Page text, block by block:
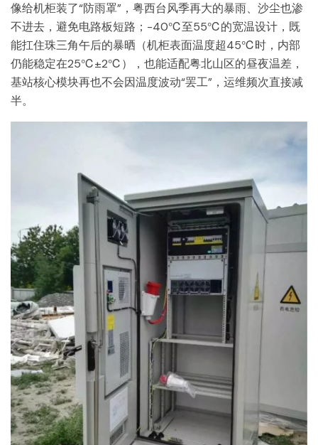
像给机柜装了“防雨罩”，粤西台风季再大的暴雨、沙尘也渗
不进去，避免电路板短路；-40℃至55℃的宽温设计，既
能扛住珠三角午后的暴晒（机柜表面温度超45℃时，内部
仍能稳定在25℃±2℃），也能适配粤北山区的昼夜温差，
基站核心模块再也不会因温度波动“罢工”，运维频次直接减
半。